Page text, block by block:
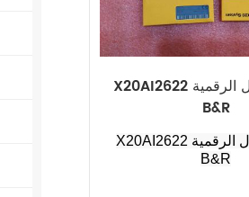
X20AI2622 وحدة الإدخال الرقمية
B&R
X20AI2622 وحدة الإدخال الرقمية
B&R